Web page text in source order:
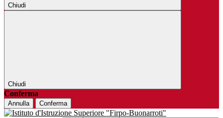
Chiudi
Chiudi
Conferma
Annulla Conferma